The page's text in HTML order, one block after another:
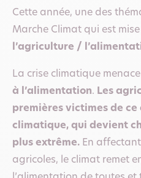
Cette année, une des
Marche Climat qui est
l’agriculture /
La crise climatique
à l’alimentation. Les
premières victimes de
climatique, qui devient
plus extrême. En
agricoles, le climat remet